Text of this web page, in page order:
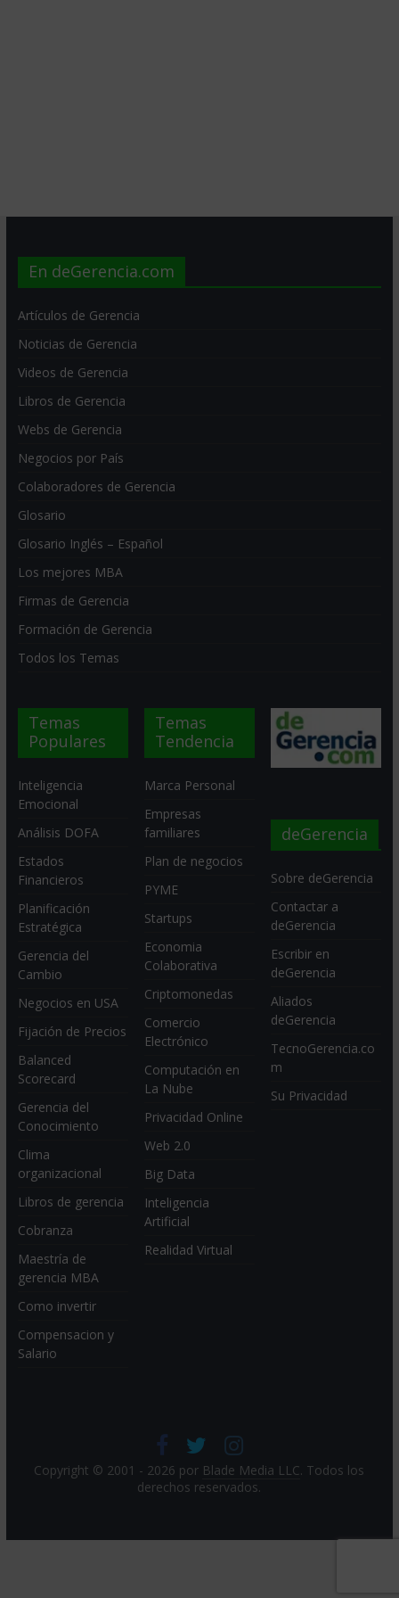
En deGerencia.com
Artículos de Gerencia
Noticias de Gerencia
Videos de Gerencia
Libros de Gerencia
Webs de Gerencia
Negocios por País
Colaboradores de Gerencia
Glosario
Glosario Inglés – Español
Los mejores MBA
Firmas de Gerencia
Formación de Gerencia
Todos los Temas
Temas
Populares
Inteligencia
Emocional
Análisis DOFA
Estados
Financieros
Planificación
Estratégica
Gerencia del
Cambio
Negocios en USA
Fijación de Precios
Balanced
Scorecard
Gerencia del
Conocimiento
Clima
organizacional
Libros de gerencia
Cobranza
Maestría de
gerencia MBA
Como invertir
Compensacion y
Salario
Temas
Tendencia
Marca Personal
Empresas
familiares
Plan de negocios
PYME
Startups
Economia
Colaborativa
Criptomonedas
Comercio
Electrónico
Computación en
La Nube
Privacidad Online
Web 2.0
Big Data
Inteligencia
Artificial
Realidad Virtual
deGerencia
Sobre deGerencia
Contactar a
deGerencia
Escribir en
deGerencia
Aliados
deGerencia
TecnoGerencia.co
m
Su Privacidad
Copyright © 2001 - 2026 por Blade Media LLC. Todos los
derechos reservados.